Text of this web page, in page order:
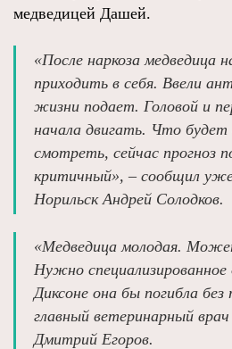
медведицей Дашей.
«После наркоза медведица
приходить в себя. Ввели
жизни подает. Головой и
начала двигать. Что будет
смотреть, сейчас прогноз
критичный», – сообщил
Норильск Андрей Солодков.
«Медведица молодая.
Нужно специализированное
Диксоне она бы погибла
главный ветеринарный
Дмитрий Егоров.